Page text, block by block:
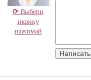
⟳ Выбери
иконку
нажимай